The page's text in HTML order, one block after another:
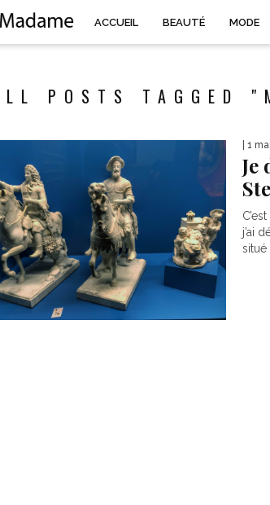
ACCUEIL BEAUTÉ MODE
POSTS TAGGED
| 1
Je
j’ai
situé